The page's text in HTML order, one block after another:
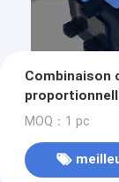
Combinaison
MOQ：1 pc